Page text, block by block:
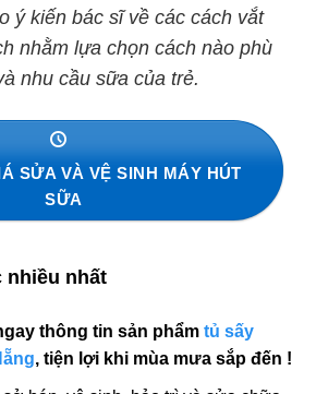
ý kiến bác sĩ về các cách vắt
nhằm lựa chọn cách nào phù
nhu cầu sữa của trẻ.
SỬA VÀ VỆ SINH MÁY HÚT
SỮA
nhiều nhất
thông tin sản phẩm tủ sấy
, tiện lợi khi mùa mưa sắp đến !